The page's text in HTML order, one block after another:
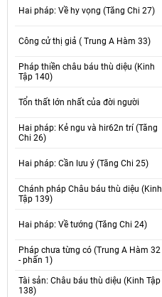
Hai pháp: Về hy vọng (Tăng Chi 27)
Công cử thị giả ( Trung A Hàm 33)
Pháp thiền châu báu thù diệu (Kinh
Tập 140)
Tổn thất lớn nhất của đời người
Hai pháp: Kẻ ngu và hir62n trí (Tăng
Chi 26)
Hai pháp: Cần lưu ý (Tăng Chi 25)
Chánh pháp Châu báu thù diệu (Kinh
Tập 139)
Hai pháp: Về tướng (Tăng Chi 24)
Pháp chưa từng có (Trung A Hàm 32
- phấn 1)
Tài sản: Châu báu thù diệu (Kinh Tập
138)